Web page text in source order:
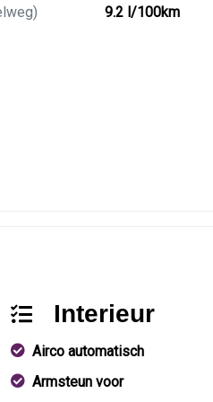
9.2 l/100km
Interieur
Airco automatisch
Armsteun voor